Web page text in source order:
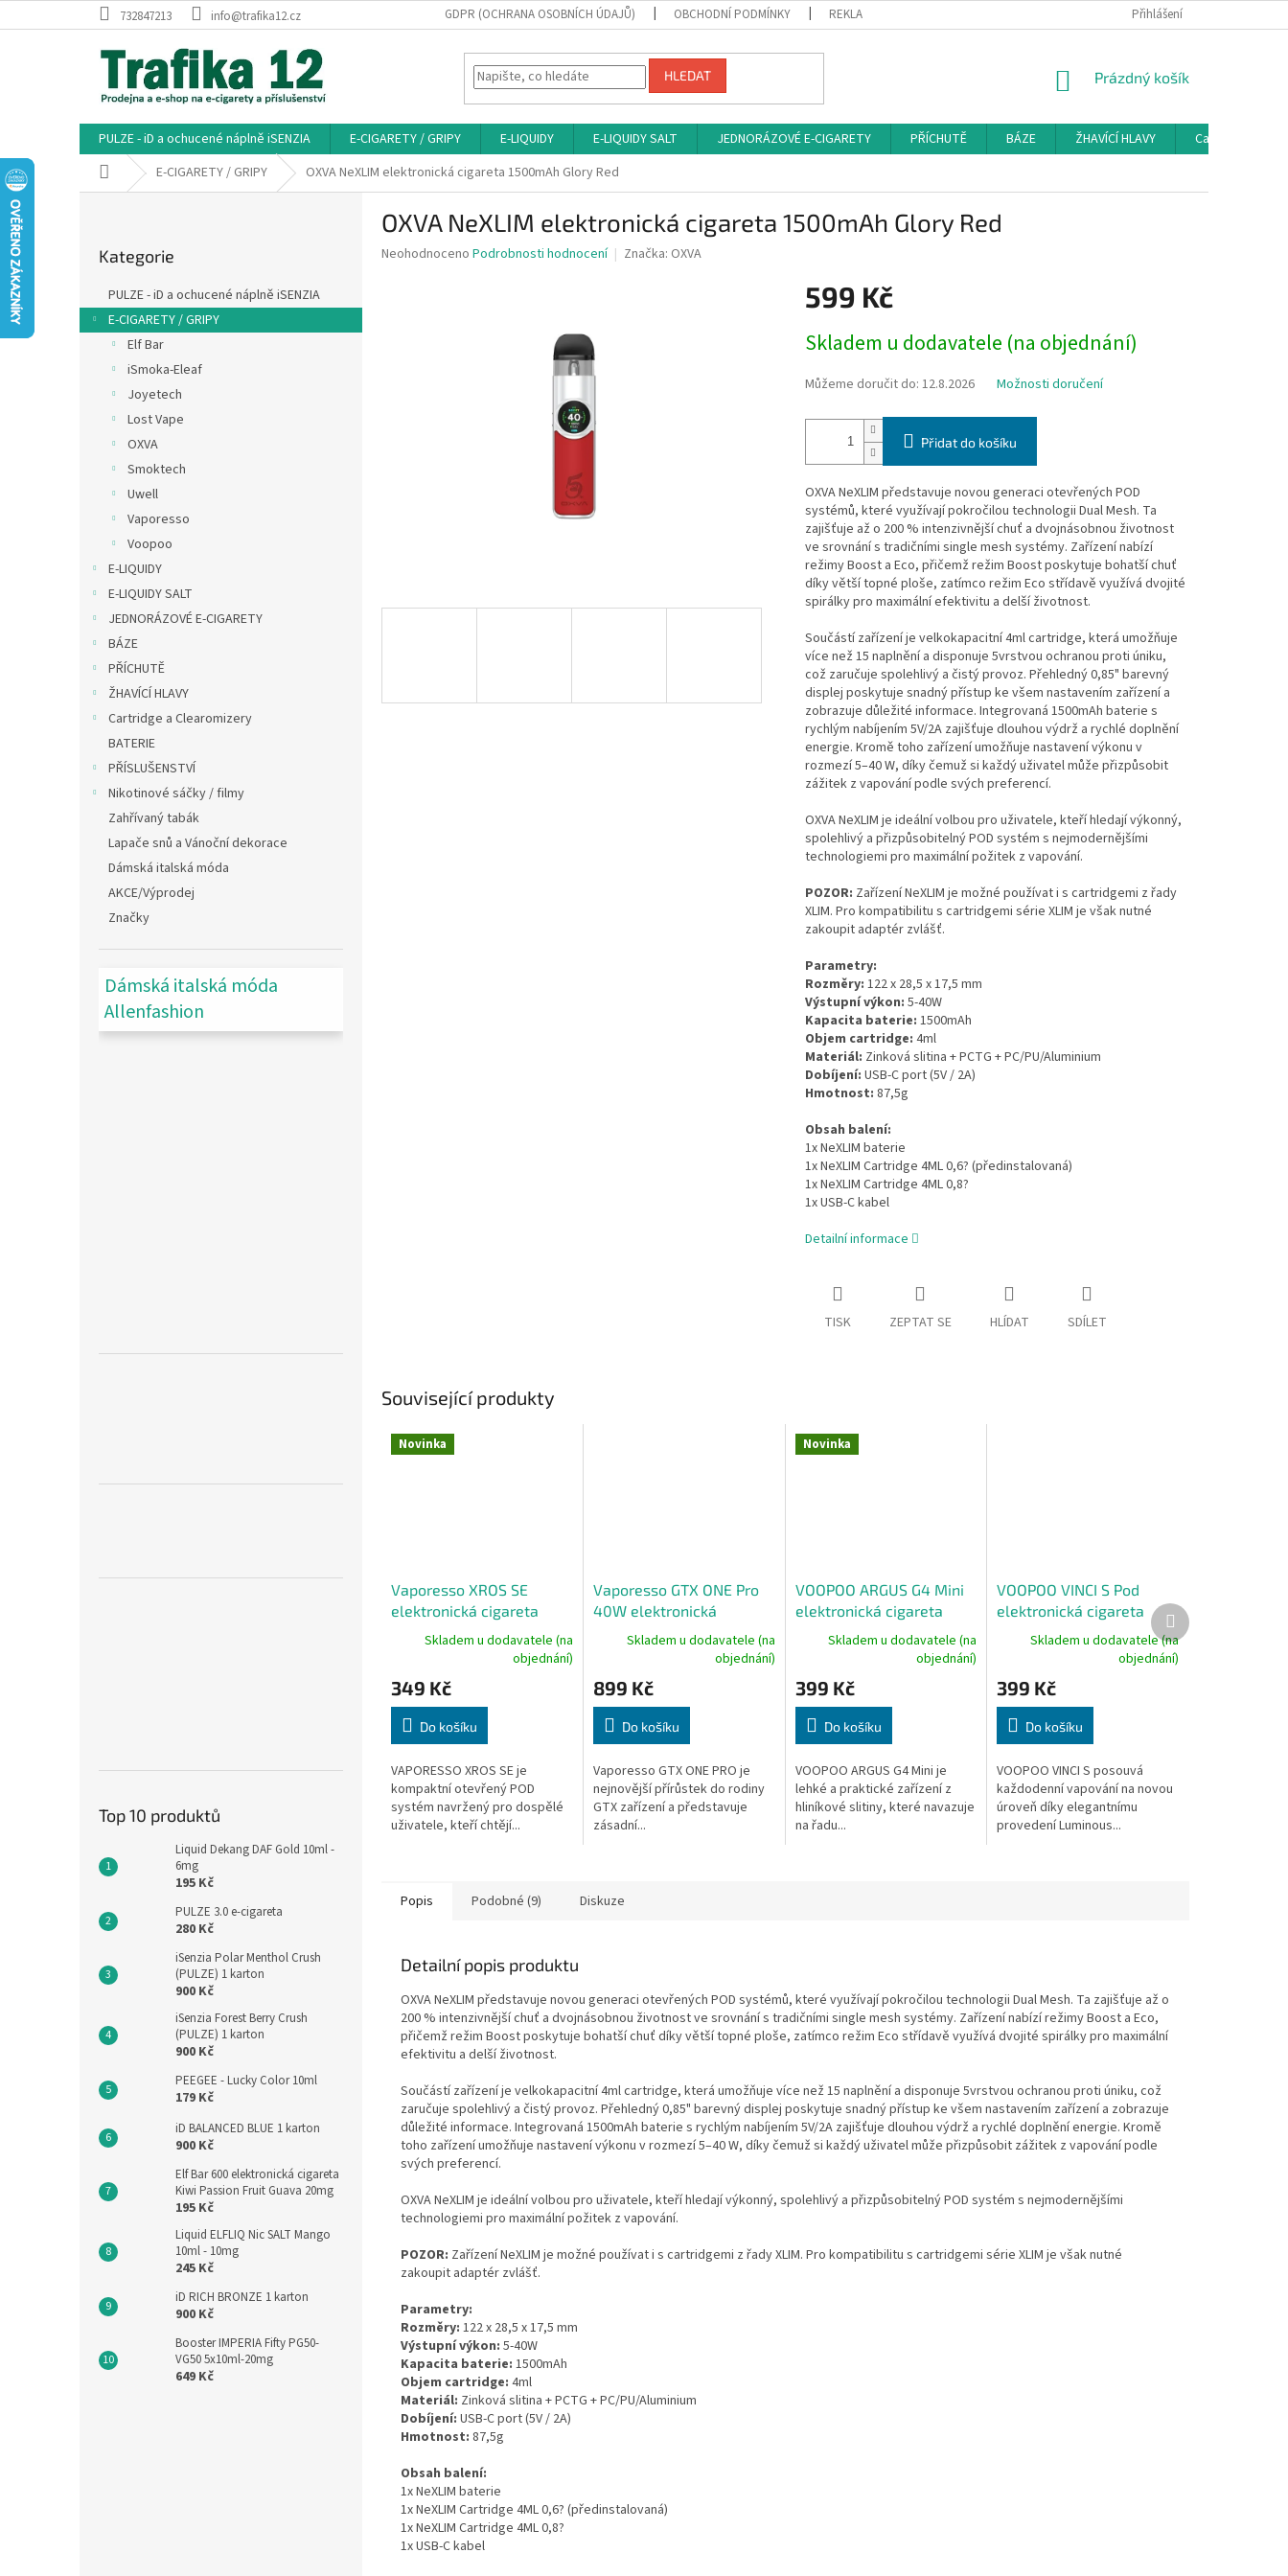
na
732847213 info@trafika12.cz GDPR (OCHRANA OSOBNÍCH ÚDAJŮ) OBCHODNÍ PODMÍNKY REKLAMAČNÍ ŘÁD HODNOCENÍ OBCHODU
Přihlášení
HLEDAT
NÁKUPNÍ
Prázdný košík
PULZE - iD a ochucené náplně iSENZIA E-CIGARETY / GRIPY E-LIQUIDY E-LIQUIDY SALT JEDNORÁZOVÉ E-CIGARETY PŘÍCHUTĚ BÁZE ŽHAVÍCÍ HLAVY
Cartridge a
Domů E-CIGARETY / GRIPY OXVA NeXLIM elektronická cigareta 1500mAh Glory Red
a
n
kategorie
Kategorie
PULZE - iD a ochucené náplně iSENZIA
E-CIGARETY / GRIPY
Elf Bar
iSmoka-Eleaf
Joyetech
Lost Vape
OXVA
Smoktech
Uwell
Vaporesso
Voopoo
E-LIQUIDY
E-LIQUIDY SALT
JEDNORÁZOVÉ E-CIGARETY
BÁZE
PŘÍCHUTĚ
ŽHAVÍCÍ HLAVY
Cartridge a Clearomizery
BATERIE
PŘÍSLUŠENSTVÍ
Nikotinové sáčky / filmy
Zahřívaný tabák
Lapače snů a Vánoční dekorace
Dámská italská móda
AKCE/Výprodej
Značky
Dámská italská móda
Allenfashion
Top 10 produktů
Liquid Dekang DAF Gold 10ml -
6mg
195 Kč
PULZE 3.0 e-cigareta
280 Kč
iSenzia Polar Menthol Crush
(PULZE) 1 karton
900 Kč
iSenzia Forest Berry Crush
(PULZE) 1 karton
900 Kč
PEEGEE - Lucky Color 10ml
179 Kč
iD BALANCED BLUE 1 karton
900 Kč
Elf Bar 600 elektronická cigareta
Kiwi Passion Fruit Guava 20mg
195 Kč
Liquid ELFLIQ Nic SALT Mango
10ml - 10mg
245 Kč
iD RICH BRONZE 1 karton
900 Kč
Booster IMPERIA Fifty PG50-
VG50 5x10ml-20mg
649 Kč
OXVA NeXLIM elektronická cigareta 1500mAh Glory Red
Průměrné
Neohodnoceno Podrobnosti hodnocení Značka: OXVA
599 Kč
cena:
Skladem u dodavatele (na objednání)
Můžeme doručit do: 12.8.2026 Možnosti doručení
Přidat do košíku
OXVA NeXLIM představuje novou generaci otevřených POD
systémů, které využívají pokročilou technologii Dual Mesh. Ta
zajišťuje až o 200 % intenzivnější chuť a dvojnásobnou životnost
ve srovnání s tradičními single mesh systémy. Zařízení nabízí
režimy Boost a Eco, přičemž režim Boost poskytuje bohatší chuť
díky větší topné ploše, zatímco režim Eco střídavě využívá dvojité
spirálky pro maximální efektivitu a delší životnost.
Součástí zařízení je velkokapacitní 4ml cartridge, která umožňuje
více než 15 naplnění a disponuje 5vrstvou ochranou proti úniku,
což zaručuje spolehlivý a čistý provoz. Přehledný 0,85" barevný
displej poskytuje snadný přístup ke všem nastavením zařízení a
zobrazuje důležité informace. Integrovaná 1500mAh baterie s
rychlým nabíjením 5V/2A zajišťuje dlouhou výdrž a rychlé doplnění
energie. Kromě toho zařízení umožňuje nastavení výkonu v
rozmezí 5–40 W, díky čemuž si každý uživatel může přizpůsobit
zážitek z vapování podle svých preferencí.
OXVA NeXLIM je ideální volbou pro uživatele, kteří hledají výkonný,
spolehlivý a přizpůsobitelný POD systém s nejmodernějšími
technologiemi pro maximální požitek z vapování.
POZOR: Zařízení NeXLIM je možné používat i s cartridgemi z řady
XLIM. Pro kompatibilitu s cartridgemi série XLIM je však nutné
zakoupit adaptér zvlášť.
Parametry:
Rozměry: 122 x 28,5 x 17,5 mm
Výstupní výkon: 5-40W
Kapacita baterie: 1500mAh
Objem cartridge: 4ml
Materiál: Zinková slitina + PCTG + PC/PU/Aluminium
Dobíjení: USB-C port (5V / 2A)
Hmotnost: 87,5g
Obsah balení:
1x NeXLIM baterie
1x NeXLIM Cartridge 4ML 0,6? (předinstalovaná)
1x NeXLIM Cartridge 4ML 0,8?
1x USB-C kabel
Detailní informace
TISK ZEPTAT SE HLÍDAT SDÍLET
Související produkty
Novinka
Vaporesso XROS SE
elektronická cigareta
1000mAh Baby Pink
Skladem u dodavatele (na
objednání)
349 Kč
Do košíku
VAPORESSO XROS SE je
kompaktní otevřený POD
systém navržený pro dospělé
uživatele, kteří chtějí...
Vaporesso GTX ONE Pro
40W elektronická
cigareta 3000mAh Blue
Skladem u dodavatele (na
objednání)
899 Kč
Do košíku
Vaporesso GTX ONE PRO je
nejnovější přírůstek do rodiny
GTX zařízení a představuje
zásadní...
Novinka
VOOPOO ARGUS G4 Mini
elektronická cigareta
1650mAh Green
Skladem u dodavatele (na
objednání)
399 Kč
Do košíku
VOOPOO ARGUS G4 Mini je
lehké a praktické zařízení z
hliníkové slitiny, které navazuje
na řadu...
VOOPOO VINCI S Pod
elektronická cigareta
2000mAh Blue Gradient
Skladem u dodavatele (na
objednání)
399 Kč
Do košíku
VOOPOO VINCI S posouvá
každodenní vapování na novou
úroveň díky elegantnímu
provedení Luminous...
Další
produkt
Popis Podobné (9) Diskuze
Detailní popis produktu
OXVA NeXLIM představuje novou generaci otevřených POD systémů, které využívají pokročilou technologii Dual Mesh. Ta zajišťuje až o
200 % intenzivnější chuť a dvojnásobnou životnost ve srovnání s tradičními single mesh systémy. Zařízení nabízí režimy Boost a Eco,
přičemž režim Boost poskytuje bohatší chuť díky větší topné ploše, zatímco režim Eco střídavě využívá dvojité spirálky pro maximální
efektivitu a delší životnost.
Součástí zařízení je velkokapacitní 4ml cartridge, která umožňuje více než 15 naplnění a disponuje 5vrstvou ochranou proti úniku, což
zaručuje spolehlivý a čistý provoz. Přehledný 0,85" barevný displej poskytuje snadný přístup ke všem nastavením zařízení a zobrazuje
důležité informace. Integrovaná 1500mAh baterie s rychlým nabíjením 5V/2A zajišťuje dlouhou výdrž a rychlé doplnění energie. Kromě
toho zařízení umožňuje nastavení výkonu v rozmezí 5–40 W, díky čemuž si každý uživatel může přizpůsobit zážitek z vapování podle
svých preferencí.
OXVA NeXLIM je ideální volbou pro uživatele, kteří hledají výkonný, spolehlivý a přizpůsobitelný POD systém s nejmodernějšími
technologiemi pro maximální požitek z vapování.
POZOR: Zařízení NeXLIM je možné používat i s cartridgemi z řady XLIM. Pro kompatibilitu s cartridgemi série XLIM je však nutné
zakoupit adaptér zvlášť.
Parametry:
Rozměry: 122 x 28,5 x 17,5 mm
Výstupní výkon: 5-40W
Kapacita baterie: 1500mAh
Objem cartridge: 4ml
Materiál: Zinková slitina + PCTG + PC/PU/Aluminium
Dobíjení: USB-C port (5V / 2A)
Hmotnost: 87,5g
Obsah balení:
1x NeXLIM baterie
1x NeXLIM Cartridge 4ML 0,6? (předinstalovaná)
1x NeXLIM Cartridge 4ML 0,8?
1x USB-C kabel